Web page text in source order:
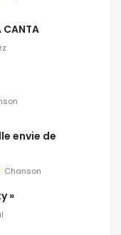
CANTA
envie de
Chanson
»